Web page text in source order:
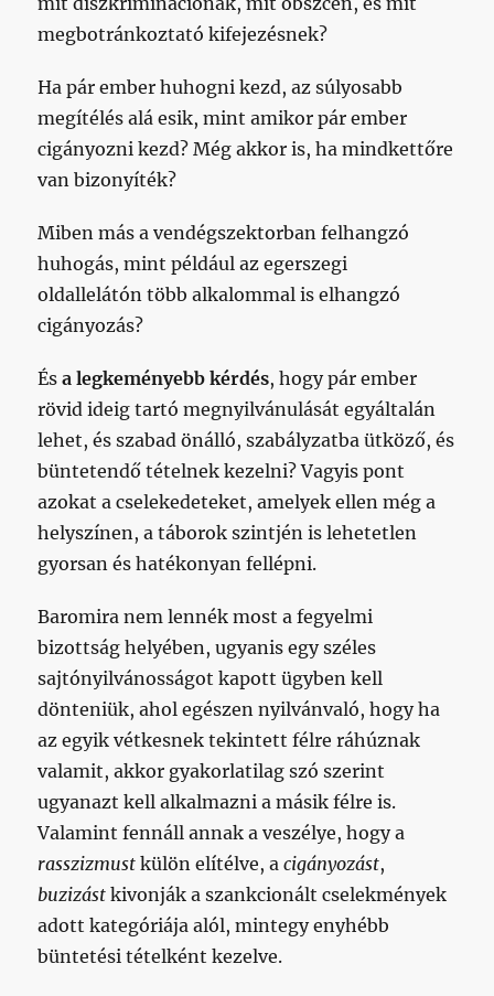
megbotránkoztató kifejezésnek?
Ha pár ember huhogni kezd, az súlyosabb
megítélés alá esik, mint amikor pár ember
cigányozni kezd? Még akkor is, ha mindkettőre
van bizonyíték?
Miben más a vendégszektorban felhangzó
huhogás, mint például az egerszegi
oldallelátón több alkalommal is elhangzó
cigányozás?
Ésa legkeményebb kérdés, hogy pár ember
rövid ideig tartó megnyilvánulását egyáltalán
lehet, és szabad önálló, szabályzatba ütköző, és
büntetendő tételnek kezelni? Vagyis pont
azokat a cselekedeteket, amelyek ellen még a
helyszínen, a táborok szintjén is lehetetlen
gyorsan és hatékonyan fellépni.
Baromira nem lennék most a fegyelmi
bizottság helyében, ugyanis egy széles
sajtónyilvánosságot kapott ügyben kell
dönteniük, ahol egészen nyilvánvaló, hogy ha
az egyik vétkesnek tekintett félre ráhúznak
valamit, akkor gyakorlatilag szó szerint
ugyanazt kell alkalmazni a másik félre is.
Valamint fennáll annak a veszélye, hogy a
rasszizmust külön elítélve, acigányozást,
buzizást kivonják a szankcionált cselekmények
adott kategóriája alól, mintegy enyhébb
büntetési tételként kezelve.